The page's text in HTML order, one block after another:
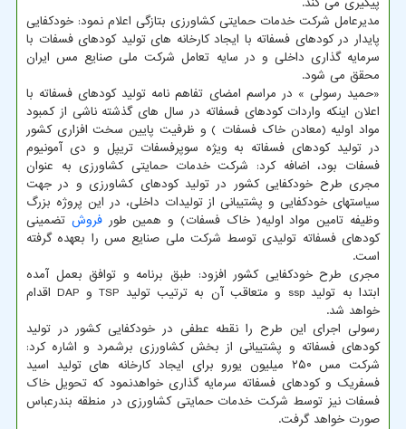
مدیرعامل شرکت خدمات حمایتی کشاورزی بتازگی اعلام نمود: خودکفایی
پایدار در کودهای فسفاته با ایجاد کارخانه های تولید کودهای فسفات با
سرمایه گذاری داخلی و در سایه تعامل شرکت ملی صنایع مس ایران
محقق می شود.
«حمید رسولی » در مراسم امضای تفاهم نامه تولید کودهای فسفاته با
اعلان اینکه واردات کودهای فسفاته در سال های گذشته ناشی از کمبود
مواد اولیه (معادن خاک فسفات ) و ظرفیت پایین سخت افزاری کشور
در تولید کودهای فسفاته به ویژه سوپرفسفات تریپل و دی آمونیوم
فسفات بود، اضافه کرد: شرکت خدمات حمایتی کشاورزی به عنوان
مجری طرح خودکفایی کشور در تولید کودهای کشاورزی و در جهت
سیاستهای خودکفایی و پشتیبانی از تولیدات داخلی، در این پروژه بزرگ
وظیفه تامین مواد اولیه( خاک فسفات) و همین طورفروش تضمینی
کودهای فسفاته تولیدی توسط شرکت ملی صنایع مس را بعهده گرفته
است.
مجری طرح خودکفایی کشور افزود: طبق برنامه و توافق بعمل آمده
ابتدا به تولید ssp و متعاقب آن به ترتیب تولید TSP و DAP اقدام
خواهد شد.
رسولی اجرای این طرح را نقطه عطفی در خودکفایی کشور در تولید
کودهای فسفاته و پشتیبانی از بخش کشاورزی برشمرد و اشاره کرد:
شرکت مس ۲۵۰ میلیون یورو برای ایجاد کارخانه های تولید اسید
فسفریک و کودهای فسفاته سرمایه گذاری خواهدنمود که تحویل خاک
فسفات نیز توسط شرکت خدمات حمایتی کشاورزی در منطقه بندرعباس
صورت خواهد گرفت.